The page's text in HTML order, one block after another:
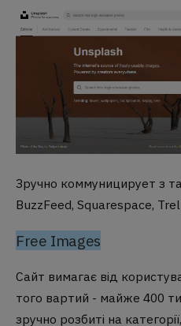
Зручно коммуницирует з
BuzzFeed, Squarespace,
Free Images
Сайт вимагає від
того вартий - майже 400
зручно розбиті на